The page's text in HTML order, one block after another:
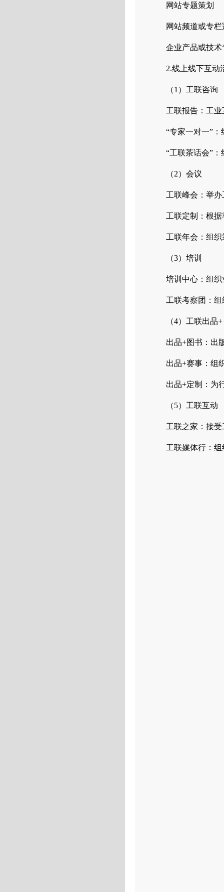
网站专题策划
网站频道或专栏
企业产品或技术
2.线上线下互动
（1）工联咨询
工联报告：工
“专家一对一”
“工联茶话会”
（2）会议
工联峰会：举
工联定制：根
工联年会：组
（3）培训
培训中心：组
工联考察团：
（4）工联出品+
出品+图书：出
出品+赛事：组
出品+定制：为
（5）工联互动
工联之家：接
工联媒体行：